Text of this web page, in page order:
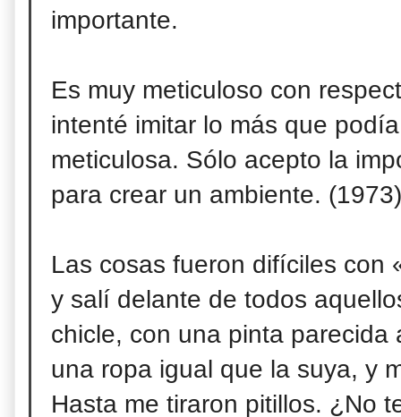
importante.
Es muy meticuloso con
intenté imitar lo más que
meticulosa. Sólo acepto la
para crear un ambiente. (1973)
Las cosas fueron difíciles con
y salí delante de todos
chicle, con una pinta
una ropa igual que la suya, y
Hasta me tiraron pitillos. ¿No